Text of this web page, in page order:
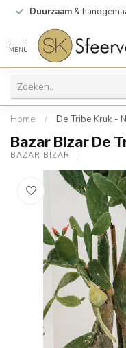
Duurzaam &
MENU
Home / De Tribe Kruk -
Bazar Bizar De
BAZAR BIZAR